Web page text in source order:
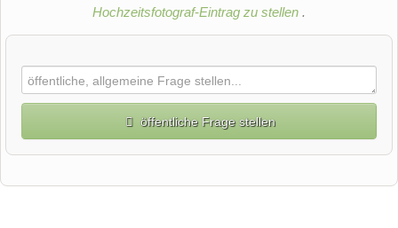
Hochzeitsfotograf-Eintrag zu stellen .
öffentliche Frage stellen